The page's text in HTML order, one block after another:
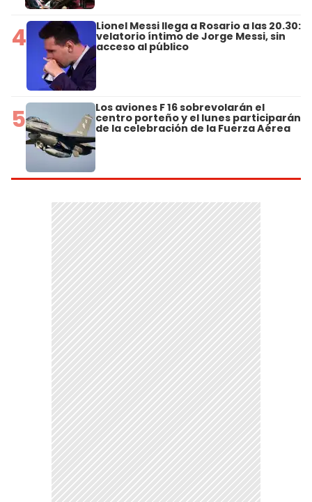
4 Lionel Messi llega a Rosario a las 20.30:
velatorio íntimo de Jorge Messi, sin
acceso al público
5 Los aviones F 16 sobrevolarán el
centro porteño y el lunes participarán
de la celebración de la Fuerza Aérea